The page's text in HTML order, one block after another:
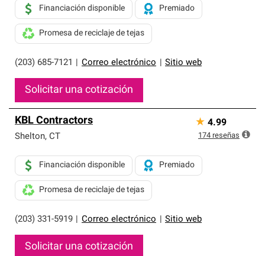
sistemas de techos.
(203) 685-7121 Correo electrónico Sitio web
Financiación disponible Premiado
Promesa de reciclaje de tejas
Solicitar una cotización
KBL Contractors
Shelton, CT
(203) 331-5919 Correo electrónico Sitio web
Financiación disponible Premiado
Promesa de reciclaje de tejas
Solicitar una cotización
★ 4.99
174 reseñas